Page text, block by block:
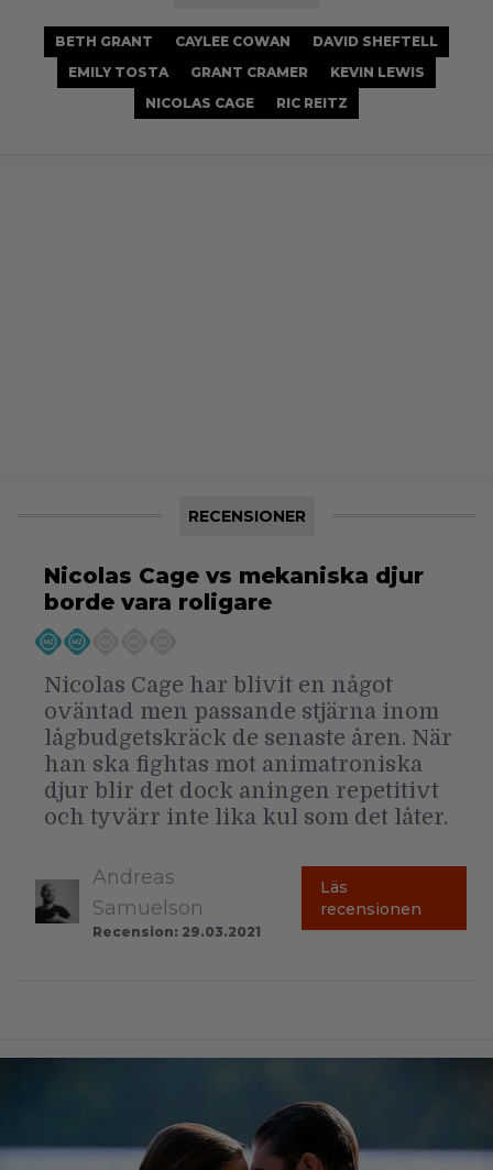
BETH GRANT CAYLEE COWAN
DAVID SHEFTELL
EMILY TOSTA
GRANT CRAMER
KEVIN LEWIS
NICOLAS CAGE
RIC REITZ
RECENSIONER
Nicolas Cage vs mekaniska djur
borde vara roligare
Nicolas Cage har blivit en något
oväntad men passande stjärna inom
lågbudgetskräck de senaste åren. När
han ska fightas mot animatroniska
djur blir det dock aningen repetitivt
och tyvärr inte lika kul som det låter.
Andreas
Samuelson
Recension: 29.03.2021
Läs
recensionen